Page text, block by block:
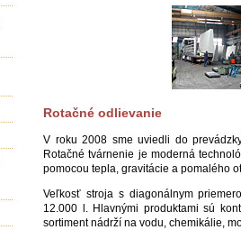
Rotačné odlievanie
V roku 2008 sme uviedli do
Rotačné tvárnenie je moderná
pomocou tepla, gravitácie a pomalého
Veľkosť stroja s diagonálnym
12.000 l. Hlavnými produktami sú
sortiment nádrží na vodu, chemikálie,